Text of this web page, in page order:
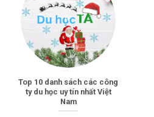
Top 10 danh sách các công
ty du học uy tín nhất Việt
Nam